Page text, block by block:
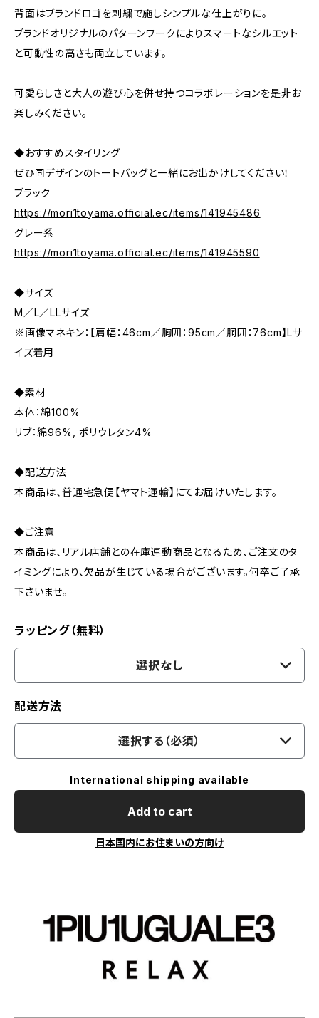
背面はブランドロゴを刺繍で施しシンプルな仕上がりに。
ブランドオリジナルのパターンワークによりスマートなシルエット
と可動性の高さも両立しています。
可愛らしさと大人の遊び心を併せ持つコラボレーションを是非お
楽しみください。
◆おすすめスタイリング
ぜひ同デザインのトートバッグと一緒にお出かけしてください！
ブラック
https://mori1toyama.official.ec/items/141945486
グレー系
https://mori1toyama.official.ec/items/141945590
◆サイズ
M／L／LLサイズ
※画像マネキン：【肩幅：46cm／胸囲：95cm／胴囲：76cm】Lサ
イズ着用
◆素材
本体：綿100%
リブ：綿96%, ポリウレタン4%
◆配送方法
本商品は、普通宅急便【ヤマト運輸】にてお届けいたします。
◆ご注意
本商品は、リアル店舗との在庫連動商品となるため、ご注文のタ
イミングにより、欠品が生じている場合がございます。何卒ご了承
下さいませ。
ラッピング（無料）
選択なし
配送方法
選択する（必須）
International shipping available
Add to cart
日本国内にお住まいの方向け